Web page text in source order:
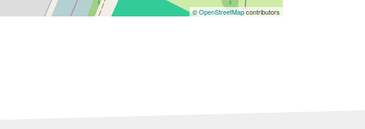
©OpenStreetMapcontributors